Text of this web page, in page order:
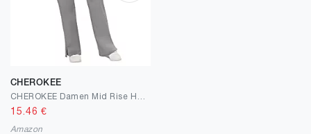
CHEROKEE
15.46 €
Amazon